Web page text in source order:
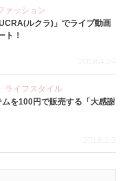
ァッション
ルクラ)」でライブ動画
ト！
2018.4.24
ライフスタイル
を100円で販売する「大感謝
2018.2.5